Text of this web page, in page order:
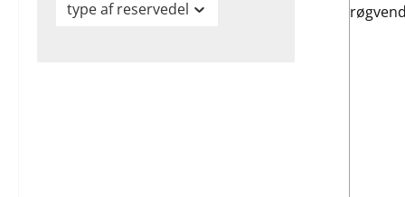
type af reservedel